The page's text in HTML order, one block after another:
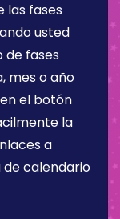
las fases
usted
de fases
mes o año
el botón
la
a
calendario